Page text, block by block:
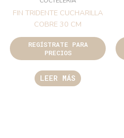
FIN TRIDENTE CUCHARILLA
COBRE 30 CM
REGÍSTRATE PARA
PRECIOS
LEER MÁS